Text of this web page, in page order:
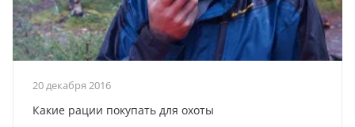
20 декабря 2016
Какие рации покупать для охоты